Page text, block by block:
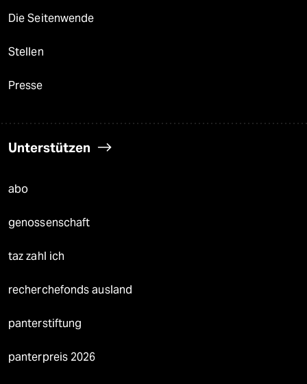
Die Seitenwende
Stellen
Presse
Unterstützen
abo
genossenschaft
taz zahl ich
recherchefonds ausland
panterstiftung
panterpreis 2026